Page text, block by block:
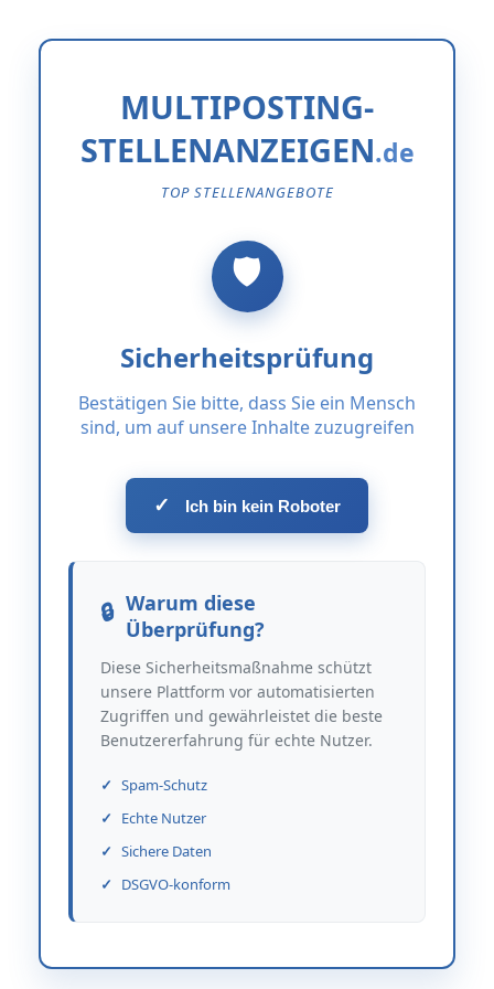
MULTIPOSTING-
STELLENANZEIGEN
TOP STELLENANGEBOTE
Sicherheitsprüfung
Bestätigen Sie bitte, dass Sie ein Mensch
sind, um auf unsere Inhalte zuzugreifen
✓ Ich bin kein Roboter
Warum diese
Überprüfung?
Diese Sicherheitsmaßnahme schützt
unsere Plattform vor automatisierten
Zugriffen und gewährleistet die beste
Benutzererfahrung für echte Nutzer.
Spam-Schutz
Echte Nutzer
Sichere Daten
DSGVO-konform